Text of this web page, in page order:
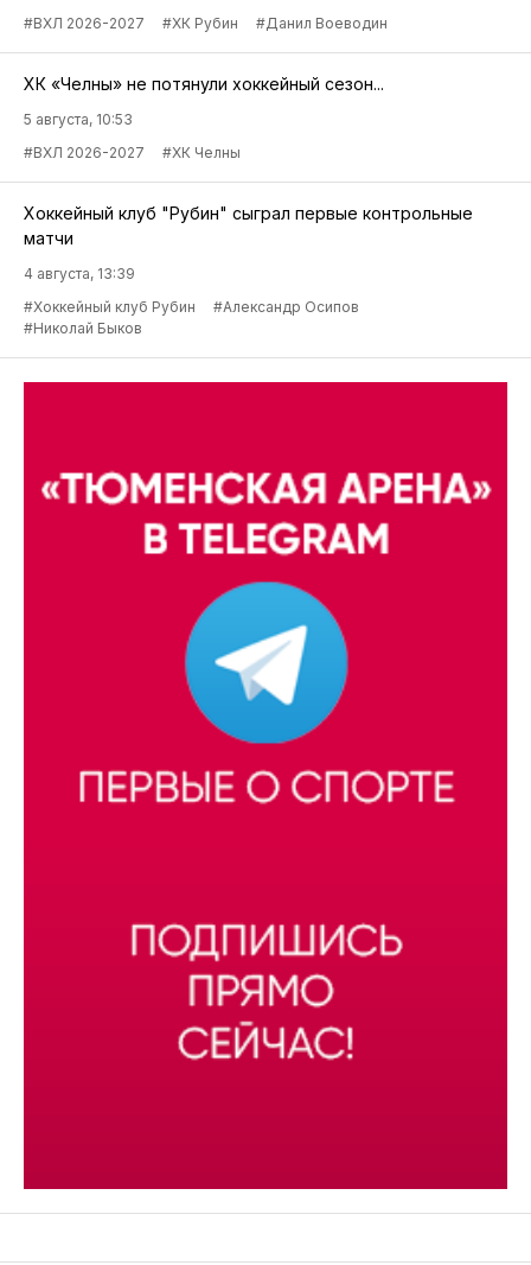
#ВХЛ 2026-2027
#ХК Рубин #Данил Воеводин
ХК «Челны» не потянули хоккейный сезон...
5 августа, 10:53
#ВХЛ 2026-2027
#ХК Челны
Хоккейный клуб "Рубин" сыграл первые контрольные
матчи
4 августа, 13:39
#Хоккейный клуб Рубин
#Александр Осипов
#Николай Быков